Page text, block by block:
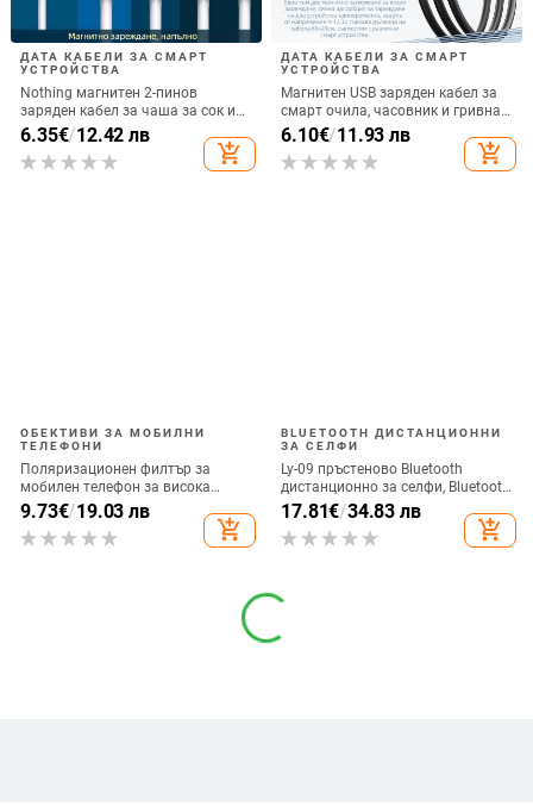
ДАТА КАБЕЛИ ЗА СМАРТ
УСТРОЙСТВА
Nothing магнитен 2-пинов
заряден кабел за чаша за сок и
смарт часовник – 60 см, силен
магнит N52, 7,62 мм разстояние
между пиновете
6.35€/12.42 лв
add_shopping_cart
ДАТА КАБЕЛИ ЗА СМАРТ
УСТРОЙСТВА
Магнитен USB заряден кабел за
смарт очила, часовник и гривна
– едно към две, съвместим с 4.0-
12.3, марка Rising Sun
6.10€/11.93 лв
add_shopping_cart
ОБЕКТИВИ ЗА МОБИЛНИ
ТЕЛЕФОНИ
Поляризационен филтър за
мобилен телефон за висока
резолюция — ND филтър, модел
GZM
9.73€/19.03 лв
add_shopping_cart
BLUETOOTH ДИСТАНЦИОННИ
ЗА СЕЛФИ
Ly-09 пръстеново Bluetooth
дистанционно за селфи, Bluetooth
5.3, ABS материал, тегло 10
17.81€/34.83 лв
add_shopping_cart